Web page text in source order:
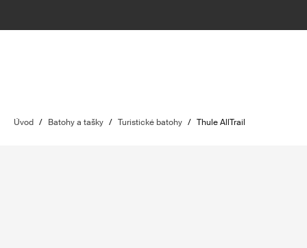
Úvod / Batohy a tašky / Turistické batohy / Thule AllTrail